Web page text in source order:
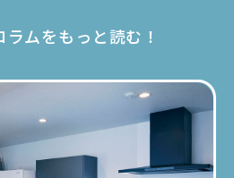
ムをもっと読む！